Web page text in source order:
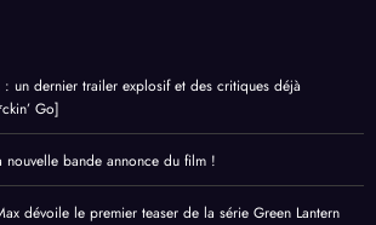
un dernier trailer explosif et des critiques déjà
Go]
nouvelle bande annonce du film !
dévoile le premier teaser de la série Green Lantern